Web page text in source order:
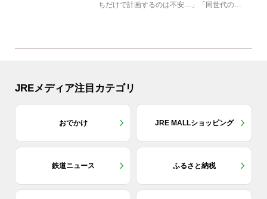
ちだけで計画するのは不安…」「同世代の方
JREメディア注目カテゴリ
おでかけ JRE MALLショッピング
鉄道ニュース ふるさと納税